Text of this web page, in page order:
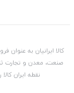
کالا ایرانیان به عنوان
صنعت، معدن و تجارت
نقطه ایران